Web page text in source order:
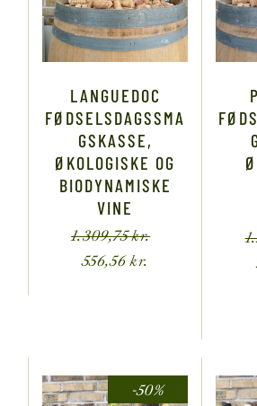
LANGUEDOC
FØDSELSDAGSSMA
GSKASSE,
ØKOLOGISKE OG
BIODYNAMISKE
VINE
1.309,75kr.
556,56kr.
-50%